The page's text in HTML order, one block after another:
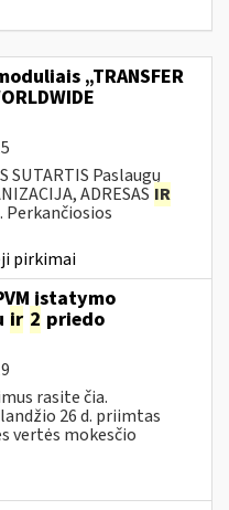
„TRANSFER
SUTARTIS Paslaugų
ADRESAS IR
Perkančiosios
pirkimai
įstatymo
ir 2 priedo
rasite čia.
26 d. priimtas
vertės mokesčio